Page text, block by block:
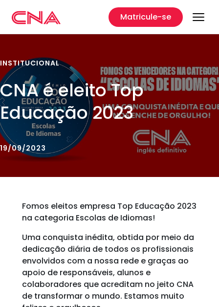
Matricule-se
INSTITUCIONAL
CNA é eleito Top
Educação 2023
19/09/2023
Fomos eleitos empresa Top Educação 2023
na categoria Escolas de Idiomas!
Uma conquista inédita, obtida por meio da
dedicação diária de todos os profissionais
envolvidos com a nossa rede e graças ao
apoio de responsáveis, alunos e
colaboradores que acreditam no jeito CNA
de transformar o mundo. Estamos muito